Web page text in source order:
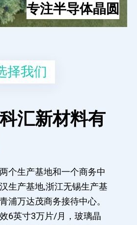
专注半导体晶圆
择我们
汇新材料有
个生产基地和一个商务中
生产基地,浙江无锡生产基
浦万达茂商务接待中心。
6英寸3万片/月，玻璃晶